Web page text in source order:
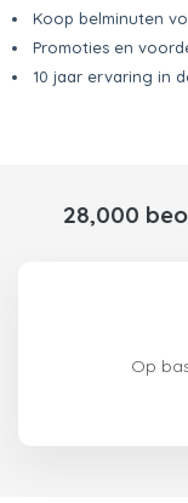
Koop belminuten
Promoties en
10 jaar ervaring in
28,000
Op